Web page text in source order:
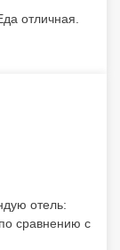
отличная.
отель:
сравнению с